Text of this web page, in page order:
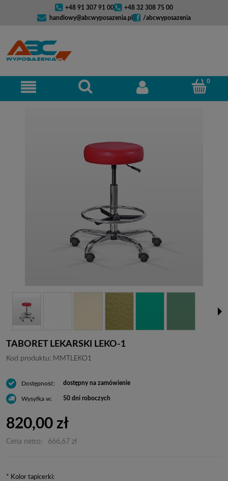
+48 91 307 91 00
+48 32 308 75 00
handlowy@abcwyposazenia.pl
/abcwyposazenia
TABORET LEKARSKI LEKO-1
Kod produktu: MMTLEKO1
Dostępność: dostępny na zamówienie
Wysyłka w: 50 dni roboczych
820,00 zł
Cena netto: 666,67 zł
* Kolor tapicerki: